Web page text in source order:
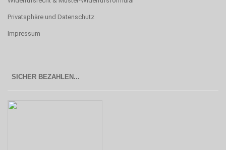
Privatsphäre und Datenschutz
Impressum
SICHER BEZAHLEN...